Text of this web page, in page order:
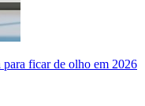
ficar de olho em 2026